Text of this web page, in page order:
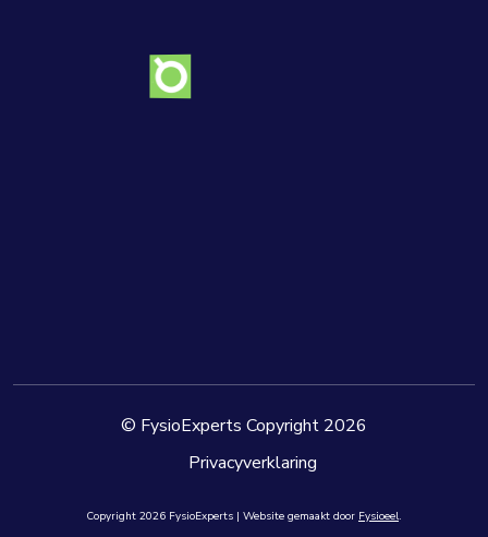
© FysioExperts Copyright 2026
Privacyverklaring
Copyright 2026 FysioExperts | Website gemaakt door Fysioeel.